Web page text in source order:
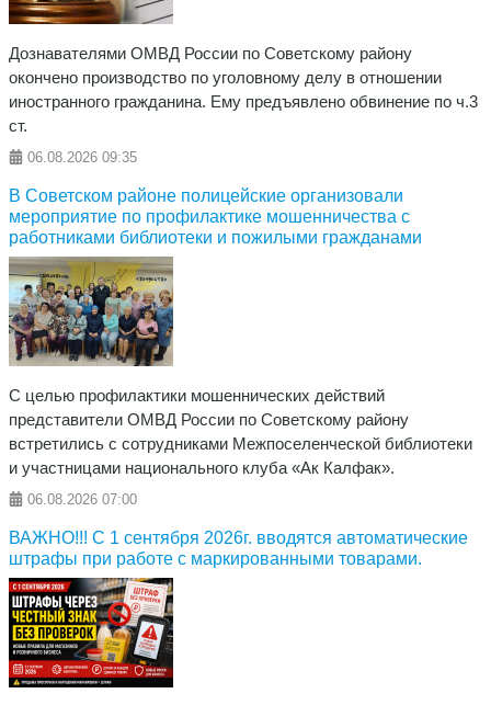
Дознавателями ОМВД России по Советскому району
окончено производство по уголовному делу в отношении
иностранного гражданина. Ему предъявлено обвинение по ч.3
ст.
06.08.2026 09:35
В Советском районе полицейские организовали
мероприятие по профилактике мошенничества с
работниками библиотеки и пожилыми гражданами
С целью профилактики мошеннических действий
представители ОМВД России по Советскому району
встретились с сотрудниками Межпоселенческой библиотеки
и участницами национального клуба «Ак Калфак».
06.08.2026 07:00
ВАЖНО!!! С 1 сентября 2026г. вводятся автоматические
штрафы при работе с маркированными товарами.